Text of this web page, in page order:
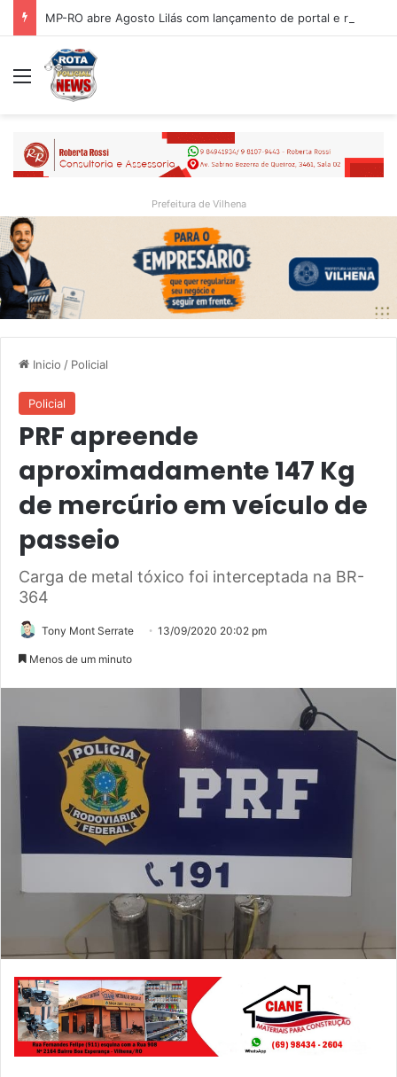
Menu
Prefeitura de Vilhena
Inicio / Policial
Policial
PRF apreende
aproximadamente 147 Kg
de mercúrio em veículo de
passeio
Carga de metal tóxico foi interceptada na BR-
364
Tony Mont Serrate 13/09/2020 20:02 pm
Menos de um minuto